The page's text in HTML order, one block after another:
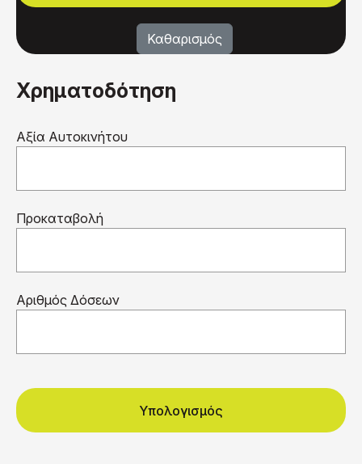
Χρηματοδότηση
Αξία Αυτοκινήτου
Προκαταβολή
Αριθμός Δόσεων
Υπολογισμός